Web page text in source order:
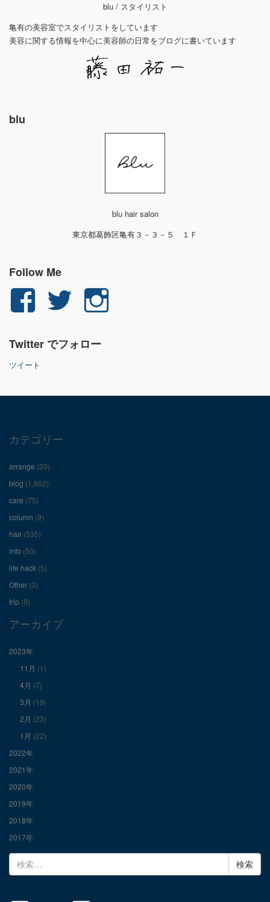
blu / スタイリスト
亀有の美容室でスタイリストをしています
美容に関する情報を中心に美容師の日常をブログに書いています
blu
blu hair salon
東京都葛飾区亀有３－３－５ １Ｆ
Follow Me
yuichi.fujita.351
ん
ロ
フ
ィ
ー
ル
を
Facebook
で
示
yu_1_fjt
ん
Twitter でフォロー
ツイート
カテゴリー
arrange (30)
blog (1,662)
care (75)
column (9)
hair (535)
info (50)
life hack (5)
Other (3)
trip (8)
アーカイブ
2023年
11月 (1)
4月 (7)
3月 (19)
2月 (23)
1月 (22)
2022年
2021年
2020年
2019年
2018年
2017年
検
索: